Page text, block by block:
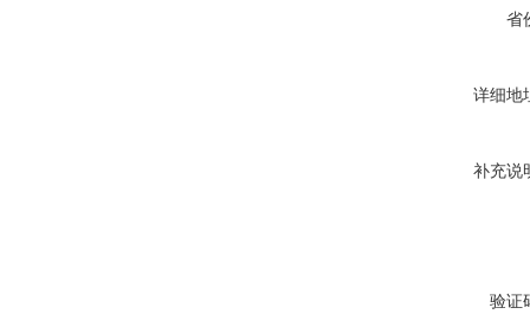
省
详细地
补充说
验证